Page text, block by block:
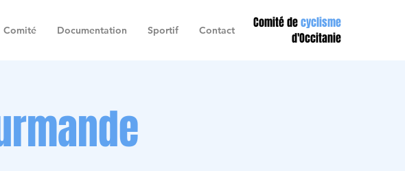
Comité Documentation Sportif Contact Comité decyclisme
d'Occitanie